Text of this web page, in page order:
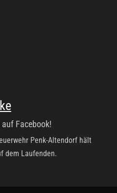
auf Facebook!
Penk-Altendorf hält
dem Laufenden.